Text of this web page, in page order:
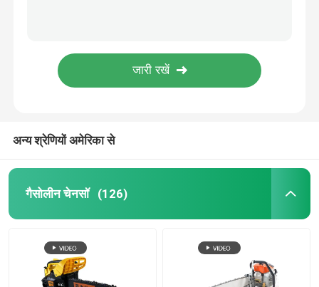
इलेक्ट्रिक प्रूनर शियर्स
चेनसॉ पार्ट्स
गैसोलीन ब्रश कटर
ब्रश कटर पार्ट्स
बागवानी उपकरण चेनसॉ पार्ट्स चेनसॉ गाइड बार 36 इंच
अन्य श्रेणियों अमेरिका से
गैसोलीन चेनसॉ (126)